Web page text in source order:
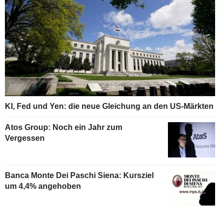
KI, Fed und Yen: die neue Gleichung an den US-Märkten
Atos Group: Noch ein Jahr zum
Vergessen
Banca Monte Dei Paschi Siena: Kursziel
um 4,4% angehoben